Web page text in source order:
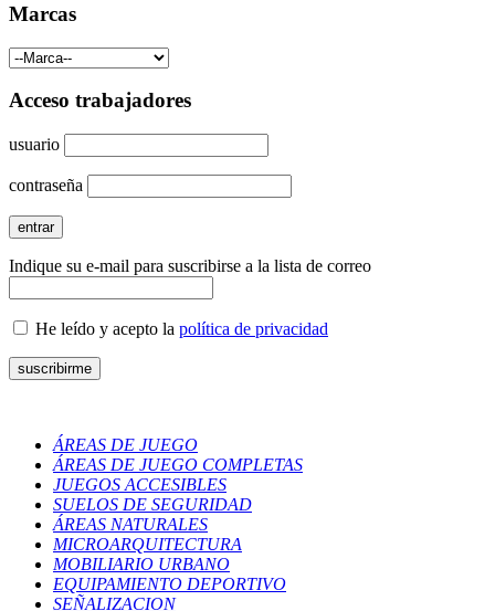
Marcas
Acceso trabajadores
usuario
contraseña
Indique su e-mail para suscribirse a la lista de correo
He leído y acepto la política de privacidad
ÁREAS DE JUEGO
ÁREAS DE JUEGO COMPLETAS
JUEGOS ACCESIBLES
SUELOS DE SEGURIDAD
ÁREAS NATURALES
MICROARQUITECTURA
MOBILIARIO URBANO
EQUIPAMIENTO DEPORTIVO
SEÑALIZACION